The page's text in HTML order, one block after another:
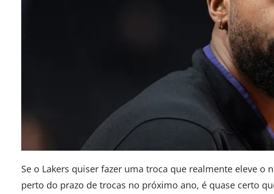
Se o Lakers quiser fazer uma troca que realmente eleve o
perto do prazo de trocas no próximo ano, é quase certo